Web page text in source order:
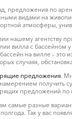
предложения по
видами на
атмосферы,
нашему агентству
вилла с
на вилле – это
случаях,
предложения.
получить
предложений по
самые разные
Так у вас